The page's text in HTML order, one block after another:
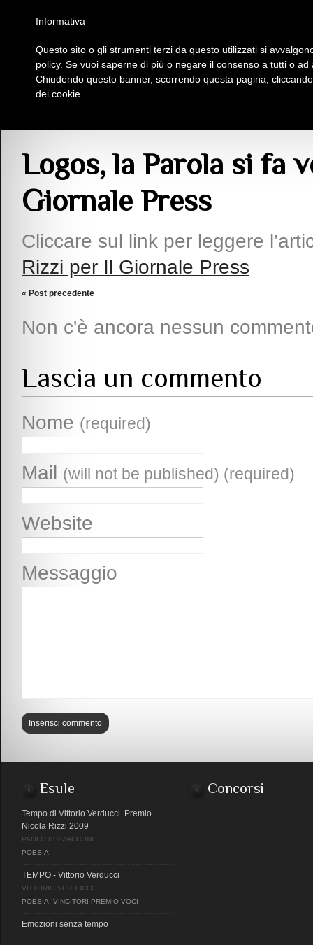
Insieme Per La Cultura
Logos, la Parola si fa
Giornale Press
Cliccare sul link per leggere
Rizzi per Il Giornale Press
« Post precedente
Non c'è ancora nessun
Lascia un commento
Nome (required)
Mail (will not be published) (required)
Website
Messaggio
Esule
Tempo di Vittorio Verducci. Premio
Nicola Rizzi 2009
PAOLO BUZZACCONI
POESIA
TEMPO - Vittorio Verducci
VITTORIO VERDUCCI
POESIA
VINCITORI PREMIO VOCI
Emozioni senza tempo
Concorsi
Informativa
Questo sito o gli strumenti terzi da questo utilizzati si
policy. Se vuoi saperne di più o negare il consenso a tutti o
Chiudendo questo banner, scorrendo questa pagina,
dei cookie.